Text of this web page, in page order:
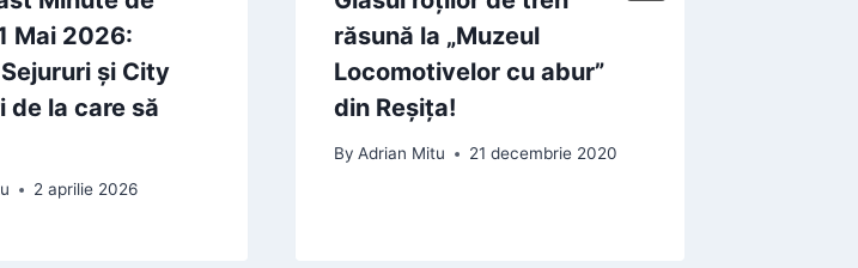
Mai 2026:
și City
de la care să
2 aprilie 2026
răsună la „Muzeul
Locomotivelor cu abur”
din Reșița!
By Adrian Mitu 21 decembrie 2020